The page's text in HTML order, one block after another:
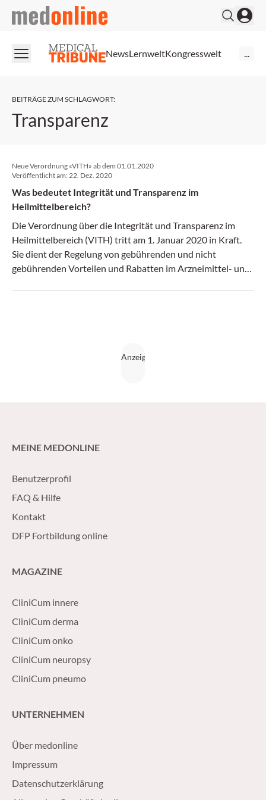
medonline
NewsLernweltKongresswelt
BEITRÄGE ZUM SCHLAGWORT:
Transparenz
Neue Verordnung «VITH» ab dem 01.01.2020
Veröffentlicht am:22. Dez. 2020
Was bedeutet Integrität und Transparenz im
Heilmittelbereich?
Die Verordnung über die Integrität und Transparenz im
Heilmittelbereich (VITH) tritt am 1. Januar 2020 in Kraft.
Sie dient der Regelung von gebührenden und nicht
gebührenden Vorteilen und Rabatten im Arzneimittel- und
MEINE MEDONLINE
Benutzerprofil
FAQ & Hilfe
Kontakt
DFP Fortbildung online
MAGAZINE
CliniCum innere
CliniCum derma
CliniCum onko
CliniCum neuropsy
CliniCum pneumo
UNTERNEHMEN
Über medonline
Impressum
Datenschutzerklärung